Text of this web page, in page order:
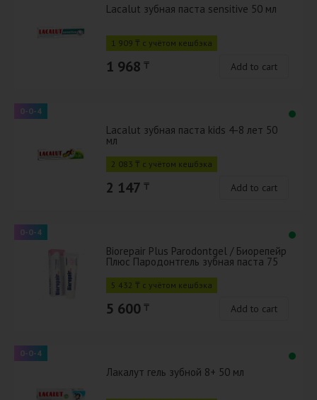
Lacalut зубная паста sensitive 50 мл
1 909 ₸ с учётом кешбэка
1 968 ₸ Add to cart
0-0-4
Lacalut зубная паста kids 4-8 лет 50
мл
2 083 ₸ с учётом кешбэка
2 147 ₸ Add to cart
0-0-4
Biorepair Plus Parodontgel / Биорепейр
Плюс Пародонтгель зубная паста 75
5 432 ₸ с учётом кешбэка
5 600 ₸ Add to cart
0-0-4
Лакалут гель зубной 8+ 50 мл